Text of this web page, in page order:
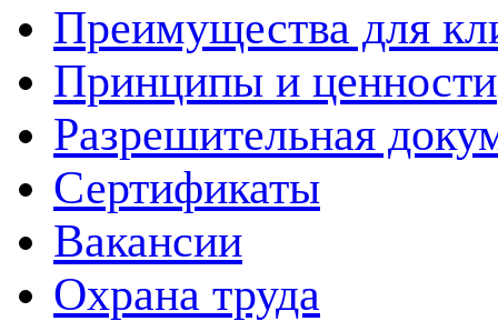
Преимущества для
Принципы и ценности
Разрешительная
Сертификаты
Вакансии
Охрана труда